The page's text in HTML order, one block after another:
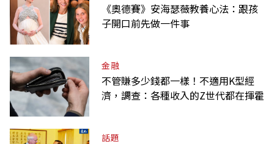
《奧德賽》安海瑟薇教養心法：跟孩
子開口前先做一件事
金融
不管賺多少錢都一樣！不適用K型經
濟，調查：各種收入的Z世代都在揮霍
話題